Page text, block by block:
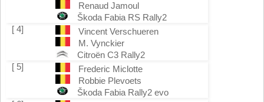
Renaud Jamoul
Škoda Fabia RS Rally2
[ 4]
Vincent Verschueren
M. Vynckier
Citroën C3 Rally2
[ 5]
Frederic Miclotte
Robbie Plevoets
Škoda Fabia Rally2 evo